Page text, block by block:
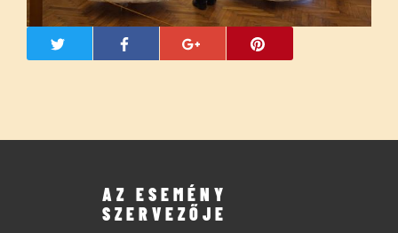
AZ ESEMÉNY
SZERVEZŐJE